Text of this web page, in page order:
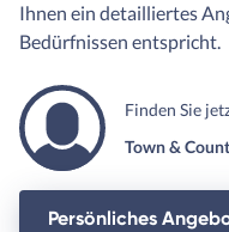
Ihnen ein detailliertes
Bedürfnissen entspricht.
Finden Sie
Town &
Persönliches